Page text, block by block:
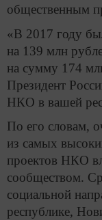
общественным
«В 2017 году
на 139 млн
на сумму 174
Президент
НКО в вашей
По его словам,
из самых
проектов НКО
сообществом.
социальной
республике,